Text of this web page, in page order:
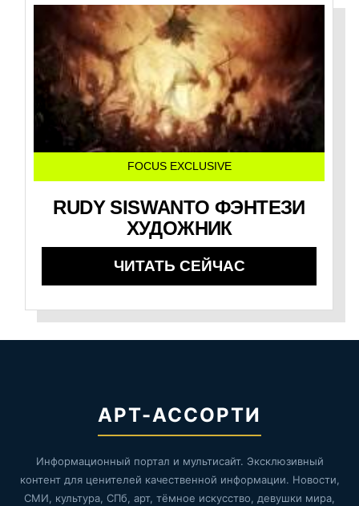
FOCUS EXCLUSIVE
RUDY SISWANTO ФЭНТЕЗИ
ХУДОЖНИК
ЧИТАТЬ СЕЙЧАС
АРТ-АССОРТИ
Информационный портал и мультисайт. Эксклюзивный
контент для ценителей качественной информации. Новости,
СМИ, культура, СПб, арт, тёмное искусство, девушки мира,